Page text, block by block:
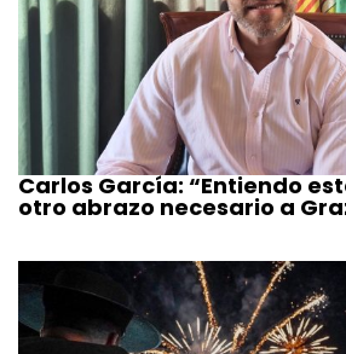
Carlos García: “Entiendo
otro abrazo necesario a